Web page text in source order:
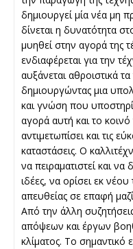
δημιουργεί μία νέα μη
δίνεται η δυνατότητα
μυηθεί στην αγορά της
ενδιαφέρεται για την
αυξάνεται αθροιστικά
δημιουργώντας μια
και γνώση που
αγορά αυτή και το κοινό
αντιμετωπίσει και τις
καταστάσεις. Ο
να πειραματιστεί και να
ιδέες, να ορίσει εκ
απευθείας σε επαφή
Από την άλλη
απόψεων και έργων
κλίματος. Το σημαντικό